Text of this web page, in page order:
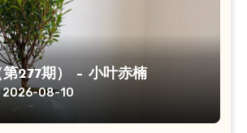
277期） – 小叶赤楠
2026-08-10